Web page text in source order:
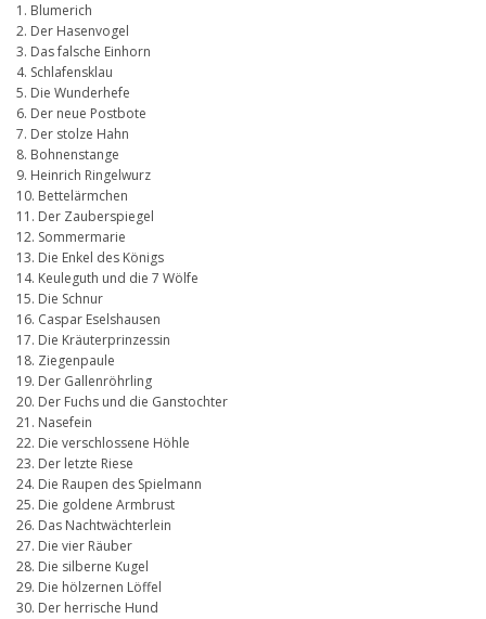
1. Blumerich
2. Der Hasenvogel
3. Das falsche Einhorn
4. Schlafensklau
5. Die Wunderhefe
6. Der neue Postbote
7. Der stolze Hahn
8. Bohnenstange
9. Heinrich Ringelwurz
10. Bettelärmchen
11. Der Zauberspiegel
12. Sommermarie
13. Die Enkel des Königs
14. Keuleguth und die 7 Wölfe
15. Die Schnur
16. Caspar Eselshausen
17. Die Kräuterprinzessin
18. Ziegenpaule
19. Der Gallenröhrling
20. Der Fuchs und die Ganstochter
21. Nasefein
22. Die verschlossene Höhle
23. Der letzte Riese
24. Die Raupen des Spielmann
25. Die goldene Armbrust
26. Das Nachtwächterlein
27. Die vier Räuber
28. Die silberne Kugel
29. Die hölzernen Löffel
30. Der herrische Hund